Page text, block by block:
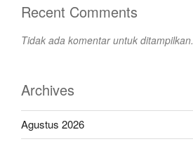
Recent Comments
Tidak ada komentar untuk ditampilkan.
Archives
Agustus 2026